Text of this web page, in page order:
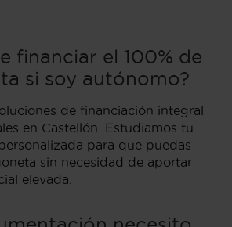
financiar el 100% de
si soy autónomo?
de financiación integral
en Castellón. Estudiamos tu
para que puedas
sin necesidad de aportar
elevada.